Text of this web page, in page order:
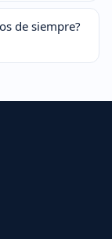
de siempre?